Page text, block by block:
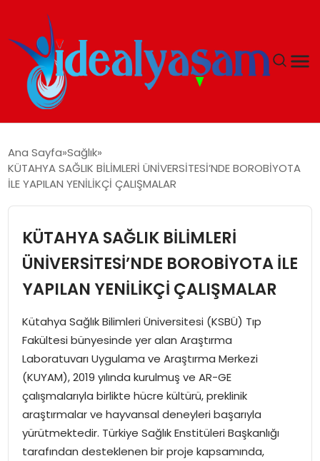
GÜNDEM
İDEAL YAŞAM
İDEAL SPOR
YAŞAM
MAGAZIN
SAĞLIK
SOSYAL HABER
Ana Sayfa Sağlık
KÜTAHYA SAĞLIK BİLİMLERİ ÜNİVERSİTESİ’NDE BOROBİYOTA
İLE YAPILAN YENİLİKÇİ ÇALIŞMALAR
KÜTAHYA SAĞLIK BİLİMLERİ
ÜNİVERSİTESİ’NDE BOROBİYOTA İLE
YAPILAN YENİLİKÇİ ÇALIŞMALAR
Kütahya Sağlık Bilimleri Üniversitesi (KSBÜ) Tıp
Fakültesi bünyesinde yer alan Araştırma
Laboratuvarı Uygulama ve Araştırma Merkezi
(KUYAM), 2019 yılında kurulmuş ve AR-GE
çalışmalarıyla birlikte hücre kültürü, preklinik
araştırmalar ve hayvansal deneyleri başarıyla
yürütmektedir. Türkiye Sağlık Enstitüleri Başkanlığı
tarafından desteklenen bir proje kapsamında,